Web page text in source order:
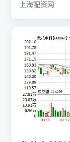
上海配资网